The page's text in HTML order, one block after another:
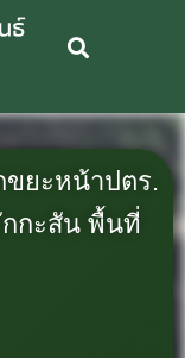
ยะหน้าปตร.
กะสัน พื้นที่